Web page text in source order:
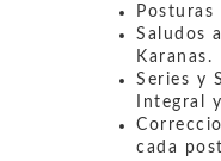
Posturas
Saludos
Karanas.
Series y
Integral
cada